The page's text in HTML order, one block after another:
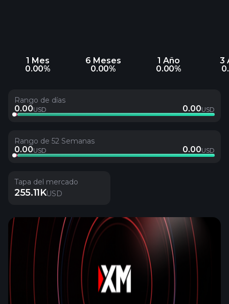
1 Mes
0.00%
6 Meses
0.00%
1 Año
0.00%
3
Rango de días
0.00USD 0.00USD
Rango de 52 Semanas
0.00USD 0.00USD
Tapa del mercado
255.11KUSD